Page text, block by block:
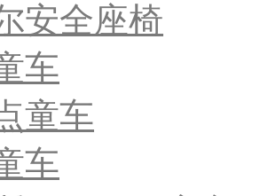
安全座椅
车
童车
车